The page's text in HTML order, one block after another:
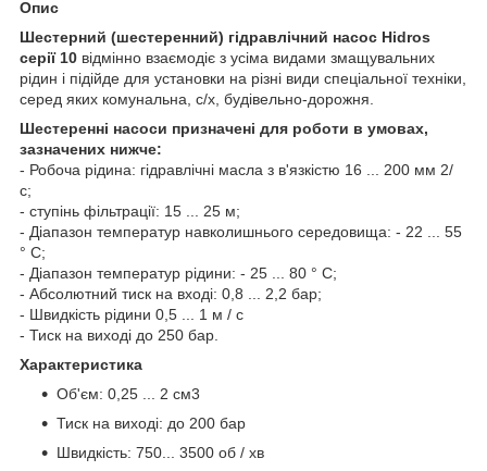
Опис
Шестерний (шестеренний) гідравлічний насос Hidros
серії 10 відмінно взаємодіє з усіма видами змащувальних
рідин і підійде для установки на різні види спеціальної техніки,
серед яких комунальна, с/х, будівельно-дорожня.
Шестеренні насоси призначені для роботи в умовах,
зазначених нижче:
- Робоча рідина: гідравлічні масла з в'язкістю 16 ... 200 мм 2/
с;
- ступінь фільтрації: 15 ... 25 м;
- Діапазон температур навколишнього середовища: - 22 ... 55
° С;
- Діапазон температур рідини: - 25 ... 80 ° С;
- Абсолютний тиск на вході: 0,8 ... 2,2 бар;
- Швидкість рідини 0,5 ... 1 м / с
- Тиск на виході до 250 бар.
Характеристика
Об'єм: 0,25 ... 2 см3
Тиск на виході: до 200 бар
Швидкість: 750... 3500 об / хв